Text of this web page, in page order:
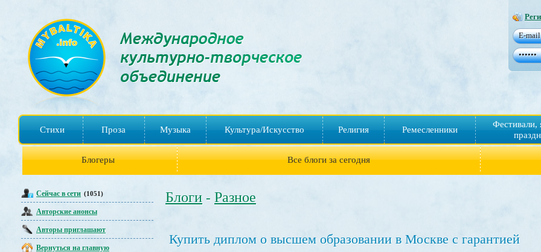
Стихи Проза Музыка Культура/Искусство Религия Ремесленники
Фестивали,
Блогеры Все блоги за сегодня
Сейчас в сети (1051)
Авторские анонсы
Авторы приглашают
Вернуться на главную
Блоги - Разное
Купить диплом о высшем образовании в Москве с гарантией